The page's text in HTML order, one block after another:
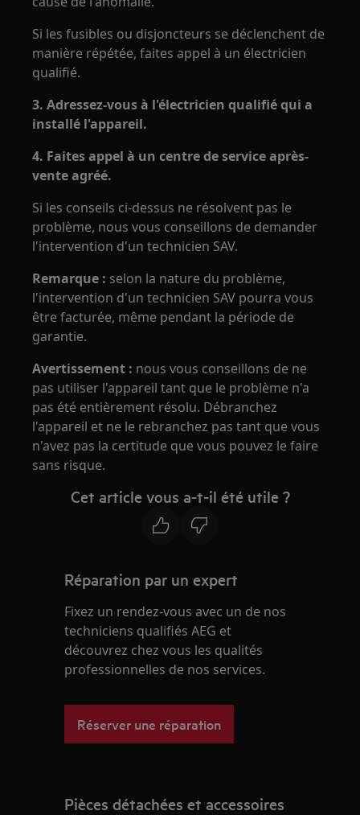
Si les fusibles ou disjoncteurs se déclenchent de
manière répétée, faites appel à un électricien
qualifié.
3. Adressez-vous à l'électricien qualifié qui a
installé l'appareil.
4. Faites appel à un centre de service après-
vente agréé.
Si les conseils ci-dessus ne résolvent pas le
problème, nous vous conseillons de demander
l'intervention d'un technicien SAV.
Remarque : selon la nature du problème,
l'intervention d'un technicien SAV pourra vous
être facturée, même pendant la période de
garantie.
Avertissement : nous vous conseillons de ne
pas utiliser l'appareil tant que le problème n'a
pas été entièrement résolu. Débranchez
l'appareil et ne le rebranchez pas tant que vous
n'avez pas la certitude que vous pouvez le faire
sans risque.
Cet article vous a-t-il été utile ?
Réparation par un expert
Fixez un rendez-vous avec un de nos
techniciens qualifiés AEG et
découvrez chez vous les qualités
professionnelles de nos services.
Réserver une réparation
Pièces détachées et accessoires